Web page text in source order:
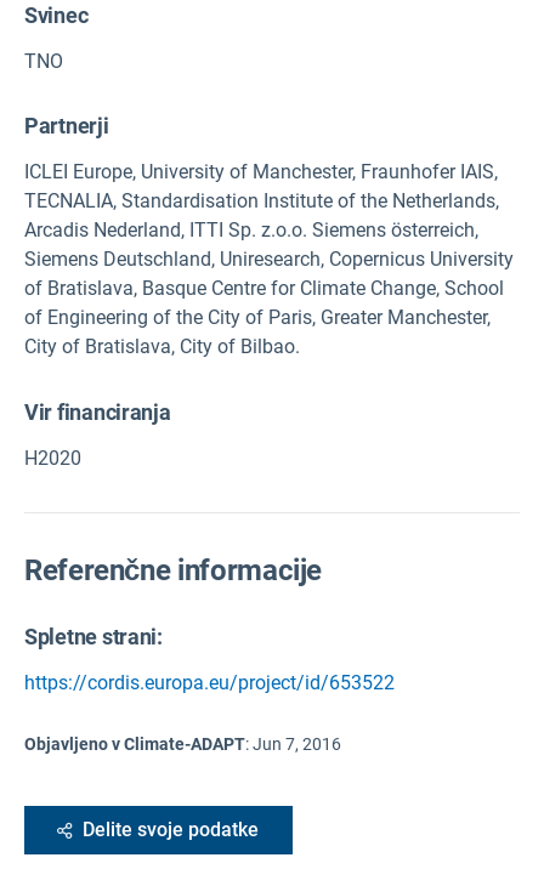
Svinec
TNO
Partnerji
ICLEI Europe, University of Manchester, Fraunhofer IAIS,
TECNALIA, Standardisation Institute of the Netherlands,
Arcadis Nederland, ITTI Sp. z.o.o. Siemens österreich,
Siemens Deutschland, Uniresearch, Copernicus University
of Bratislava, Basque Centre for Climate Change, School
of Engineering of the City of Paris, Greater Manchester,
City of Bratislava, City of Bilbao.
Vir financiranja
H2020
Referenčne informacije
Spletne strani:
https://cordis.europa.eu/project/id/653522
Objavljeno v Climate-ADAPT:Jun 7, 2016
Delite svoje podatke